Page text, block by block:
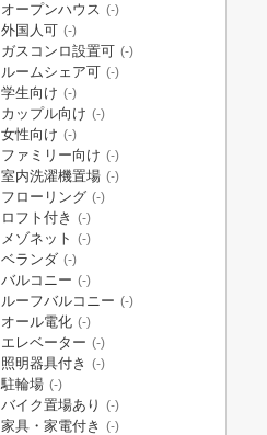
オープンハウス (-)
外国人可 (-)
ガスコンロ設置可 (-)
ルームシェア可 (-)
学生向け (-)
カップル向け (-)
女性向け (-)
ファミリー向け (-)
室内洗濯機置場 (-)
フローリング (-)
ロフト付き (-)
メゾネット (-)
ベランダ (-)
バルコニー (-)
ルーフバルコニー (-)
オール電化 (-)
エレベーター (-)
照明器具付き (-)
駐輪場 (-)
バイク置場あり (-)
家具・家電付き (-)